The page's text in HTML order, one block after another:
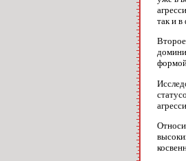
так и
Второе